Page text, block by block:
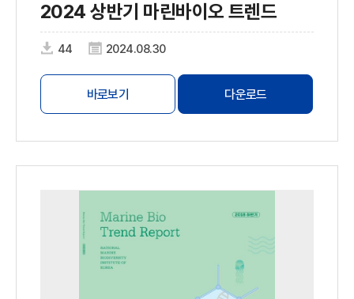
2024 상반기 마린바이오 트렌드
44 2024.08.30
바로보기 다운로드